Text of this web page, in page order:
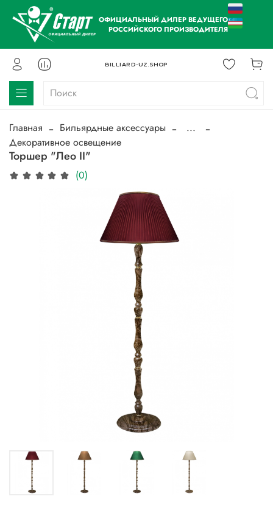
ОФИЦИАЛЬНЫЙ ДИЛЕР ВЕДУЩЕГО
РОССИЙСКОГО ПРОИЗВОДИТЕЛЯ
BILLIARD-UZ.SHOP
Главная Бильярдные аксессуары
...
Декоративное освещение
Торшер "Лео II"
(0)